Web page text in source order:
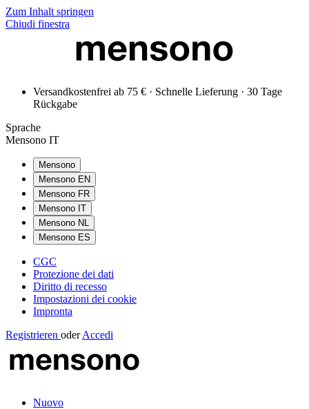
Zum Inhalt springen
Chiudi finestra
Versandkostenfrei ab 75 € · Schnelle Lieferung · 30 Tage
Rückgabe
Sprache
Mensono IT
Mensono
Mensono EN
Mensono FR
Mensono IT
Mensono NL
Mensono ES
CGC
Protezione dei dati
Diritto di recesso
Impostazioni dei cookie
Impronta
Registrieren oder Accedi
Nuovo